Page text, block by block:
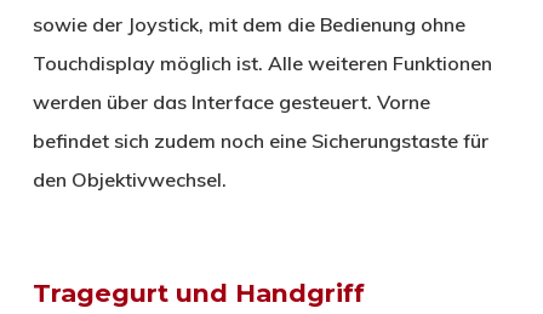
sowie der Joystick, mit dem die Bedienung ohne
Touchdisplay möglich ist. Alle weiteren Funktionen
werden über das Interface gesteuert. Vorne
befindet sich zudem noch eine Sicherungstaste für
den Objektivwechsel.
Tragegurt und Handgriff